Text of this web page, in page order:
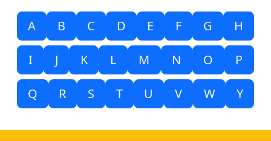
A B C D E F G H
I J K L M N O P
Q R S T U V W Y